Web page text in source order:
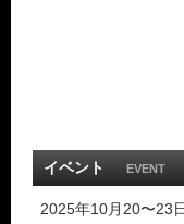
イベント EVENT
2025年10月20〜23